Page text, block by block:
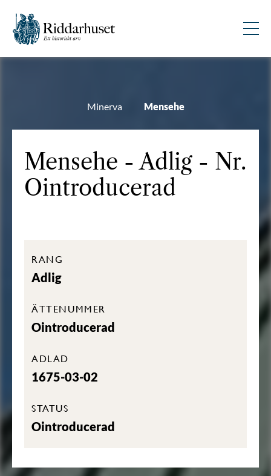
Minerva Mensehe
Mensehe - Adlig - Nr.
Ointroducerad
RANG
Adlig
ÄTTENUMMER
Ointroducerad
ADLAD
1675-03-02
STATUS
Ointroducerad